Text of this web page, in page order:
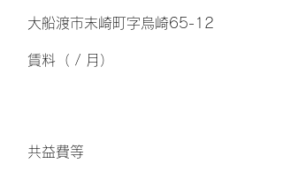
大船渡市末崎町字烏崎65-12
​賃料（ / 月）
​共益費等